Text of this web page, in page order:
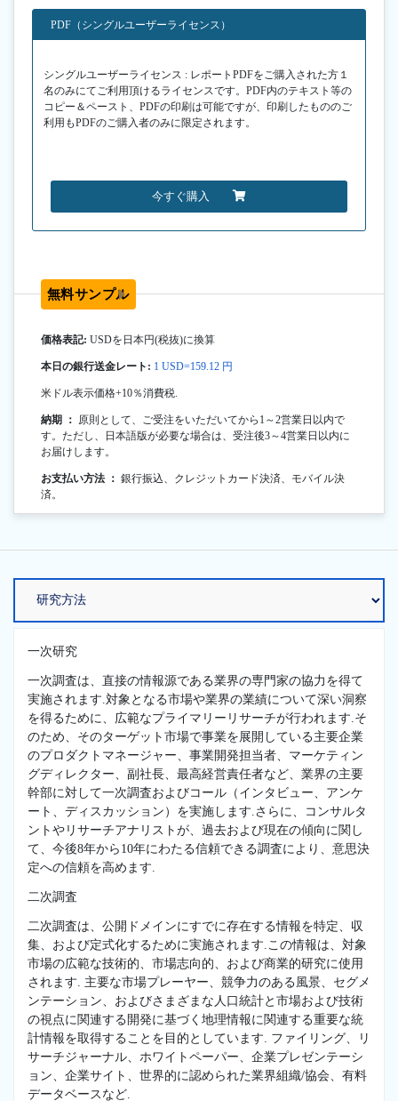
PDF（シングルユーザーライセンス）
シングルユーザーライセンス : レポートPDFをご購入された方１
名のみにてご利用頂けるライセンスです。PDF内のテキスト等の
コピー＆ペースト、PDFの印刷は可能ですが、印刷したもののご
利用もPDFのご購入者のみに限定されます。
今すぐ購入
無料サンプル
価格表記: USDを日本円(税抜)に換算
本日の銀行送金レート: 1 USD=159.12 円
米ドル表示価格+10％消費税.
納期 ： 原則として、ご受注をいただいてから1～2営業日以内で
す。ただし、日本語版が必要な場合は、受注後3～4営業日以内に
お届けします。
お支払い方法 ： 銀行振込、クレジットカード決済、モバイル決
済。
一次研究
一次調査は、直接の情報源である業界の専門家の協力を得て
実施されます.対象となる市場や業界の業績について深い洞察
を得るために、広範なプライマリーリサーチが行われます.そ
のため、そのターゲット市場で事業を展開している主要企業
のプロダクトマネージャー、事業開発担当者、マーケティン
グディレクター、副社長、最高経営責任者など、業界の主要
幹部に対して一次調査およびコール（インタビュー、アンケ
ート、ディスカッション）を実施します.さらに、コンサルタ
ントやリサーチアナリストが、過去および現在の傾向に関し
て、今後8年から10年にわたる信頼できる調査により、意思決
定への信頼を高めます.
二次調査
二次調査は、公開ドメインにすでに存在する情報を特定、収
集、および定式化するために実施されます.この情報は、対象
市場の広範な技術的、市場志向的、および商業的研究に使用
されます. 主要な市場プレーヤー、競争力のある風景、セグメ
ンテーション、およびさまざまな人口統計と市場および技術
の視点に関連する開発に基づく地理情報に関連する重要な統
計情報を取得することを目的としています. ファイリング、リ
サーチジャーナル、ホワイトペーパー、企業プレゼンテーシ
ョン、企業サイト、世界的に認められた業界組織/協会、有料
データベースなど.